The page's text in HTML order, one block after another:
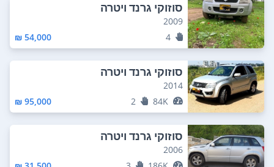
סוזוקי גרנד ויטרה
2009
4
54,000 ₪
סוזוקי גרנד ויטרה
2014
84K
2
95,000 ₪
סוזוקי גרנד ויטרה
2006